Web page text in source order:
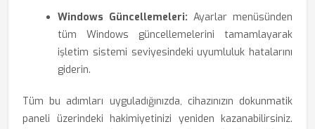
Windows Güncellemeleri: Ayarlar menüsünden
tüm Windows güncellemelerini tamamlayarak
işletim sistemi seviyesindeki uyumluluk hatalarını
giderin.
Tüm bu adımları uyguladığınızda, cihazınızın dokunmatik
paneli üzerindeki hakimiyetinizi yeniden kazanabilirsiniz.